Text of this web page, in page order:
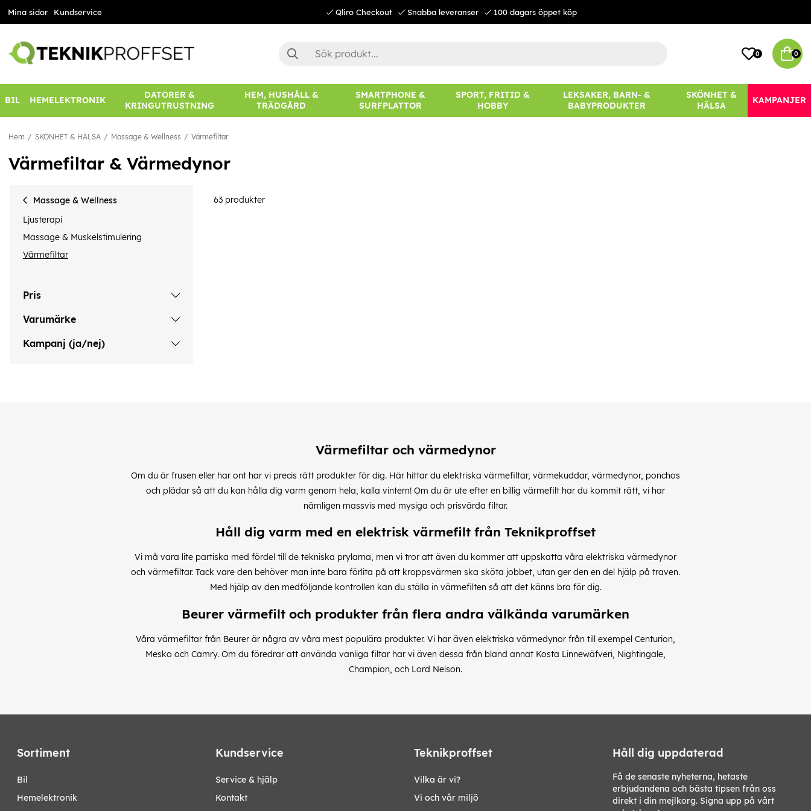
Mina sidor Kundservice Qliro Checkout Snabba leveranser 100 dagars öppet köp
0 0
BIL HEMELEKTRONIK
DATORER &
KRINGUTRUSTNING
HEM, HUSHÅLL &
TRÄDGÅRD
SMARTPHONE &
SURFPLATTOR
SPORT, FRITID &
HOBBY
LEKSAKER, BARN- &
BABYPRODUKTER
SKÖNHET &
HÄLSA
KAMPANJER
Hem SKÖNHET & HÄLSA Massage & Wellness Värmefiltar
Värmefiltar & Värmedynor
Massage & Wellness
Ljusterapi
Massage & Muskelstimulering
Värmefiltar
Pris
Varumärke
Kampanj (ja/nej)
63 produkter
Värmefiltar och värmedynor
Om du är frusen eller har ont har vi precis rätt produkter för dig. Här hittar du elektriska värmefiltar, värmekuddar, värmedynor, ponchos
och plädar så att du kan hålla dig varm genom hela, kalla vintern! Om du är ute efter en billig värmefilt har du kommit rätt, vi har
nämligen massvis med mysiga och prisvärda filtar.
Håll dig varm med en elektrisk värmefilt från Teknikproffset
Vi må vara lite partiska med fördel till de tekniska prylarna, men vi tror att även du kommer att uppskatta våra elektriska värmedynor
och värmefiltar. Tack vare den behöver man inte bara förlita på att kroppsvärmen ska sköta jobbet, utan ger den en del hjälp på traven.
Med hjälp av den medföljande kontrollen kan du ställa in värmefilten så att det känns bra för dig.
Beurer värmefilt och produkter från flera andra välkända varumärken
Våra värmefiltar från Beurer är några av våra mest populära produkter. Vi har även elektriska värmedynor från till exempel Centurion,
Mesko och Camry. Om du föredrar att använda vanliga filtar har vi även dessa från bland annat Kosta Linnewäfveri, Nightingale,
Champion, och Lord Nelson.
Sortiment
bil
hemelektronik
Kundservice
Service & hjälp
Kontakt
Teknikproffset
Vilka är vi?
Vi och vår miljö
Håll dig uppdaterad
Få de senaste nyheterna, hetaste
erbjudandena och bästa tipsen från oss
direkt i din mejlkorg. Signa upp på vårt